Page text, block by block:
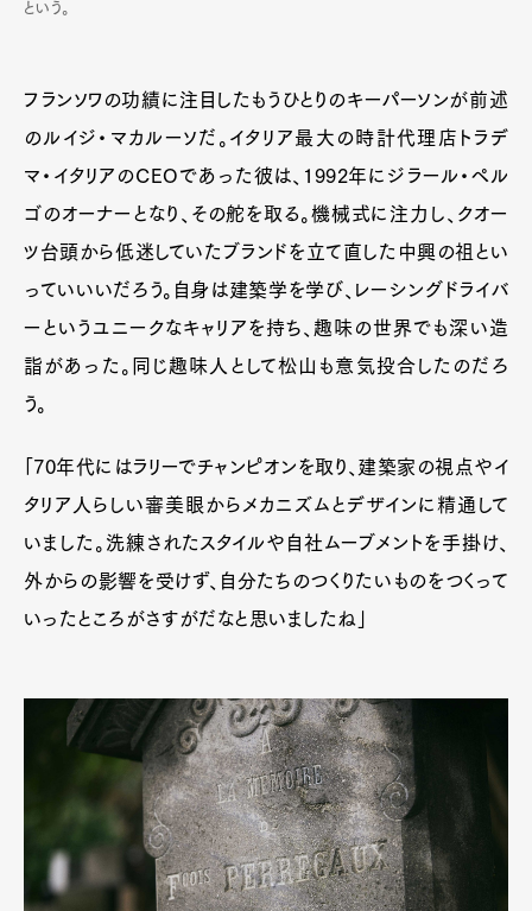
という。
フランソワの功績に注目したもうひとりのキーパーソンが前述
のルイジ・マカルーソだ。イタリア最大の時計代理店トラデ
マ・イタリアのCEOであった彼は、1992年にジラール・ペル
ゴのオーナーとなり、その舵を取る。機械式に注力し、クオー
ツ台頭から低迷していたブランドを立て直した中興の祖とい
っていいいだろう。自身は建築学を学び、レーシングドライバ
ーというユニークなキャリアを持ち、趣味の世界でも深い造
詣があった。同じ趣味人として松山も意気投合したのだろ
う。
「70年代にはラリーでチャンピオンを取り、建築家の視点やイ
タリア人らしい審美眼からメカニズムとデザインに精通して
いました。洗練されたスタイルや自社ムーブメントを手掛け、
外からの影響を受けず、自分たちのつくりたいものをつくって
いったところがさすがだなと思いましたね」